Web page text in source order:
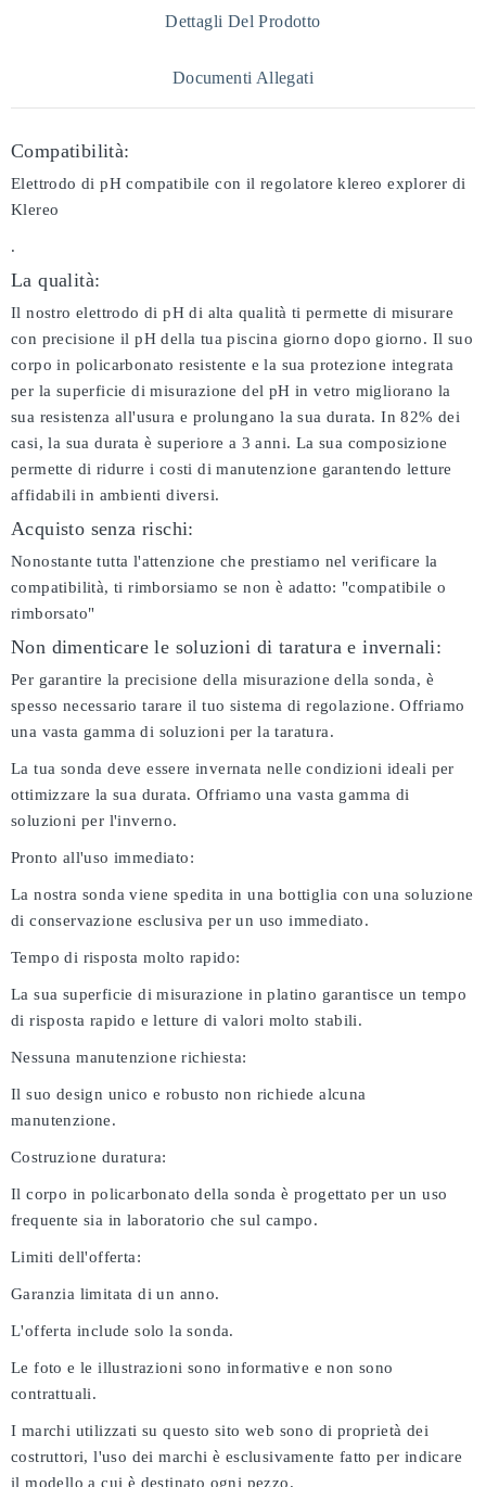
Dettagli Del Prodotto
Documenti Allegati
Compatibilità:
Elettrodo di pH compatibile con il regolatore klereo explorer di
Klereo
.
La qualità:
Il nostro elettrodo di pH di alta qualità ti permette di misurare
con precisione il pH della tua piscina giorno dopo giorno. Il suo
corpo in policarbonato resistente e la sua protezione integrata
per la superficie di misurazione del pH in vetro migliorano la
sua resistenza all'usura e prolungano la sua durata. In 82% dei
casi, la sua durata è superiore a 3 anni. La sua composizione
permette di ridurre i costi di manutenzione garantendo letture
affidabili in ambienti diversi.
Acquisto senza rischi:
Nonostante tutta l'attenzione che prestiamo nel verificare la
compatibilità, ti rimborsiamo se non è adatto: "compatibile o
rimborsato"
Non dimenticare le soluzioni di taratura e invernali:
Per garantire la precisione della misurazione della sonda, è
spesso necessario tarare il tuo sistema di regolazione. Offriamo
una vasta gamma di soluzioni per la taratura.
La tua sonda deve essere invernata nelle condizioni ideali per
ottimizzare la sua durata. Offriamo una vasta gamma di
soluzioni per l'inverno.
Pronto all'uso immediato:
La nostra sonda viene spedita in una bottiglia con una soluzione
di conservazione esclusiva per un uso immediato.
Tempo di risposta molto rapido:
La sua superficie di misurazione in platino garantisce un tempo
di risposta rapido e letture di valori molto stabili.
Nessuna manutenzione richiesta:
Il suo design unico e robusto non richiede alcuna
manutenzione.
Costruzione duratura:
Il corpo in policarbonato della sonda è progettato per un uso
frequente sia in laboratorio che sul campo.
Limiti dell'offerta:
Garanzia limitata di un anno.
L'offerta include solo la sonda.
Le foto e le illustrazioni sono informative e non sono
contrattuali.
I marchi utilizzati su questo sito web sono di proprietà dei
costruttori, l'uso dei marchi è esclusivamente fatto per indicare
il modello a cui è destinato ogni pezzo.